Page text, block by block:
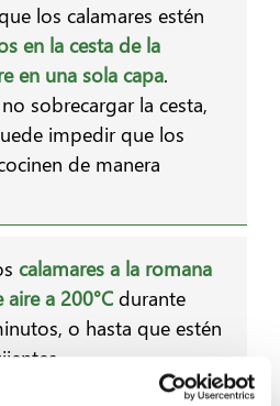
los calamares estén
en la cesta de la
en una sola capa.
sobrecargar la cesta,
impedir que los
de manera
calamares a la romana
airea 200°C durante
o hasta que estén